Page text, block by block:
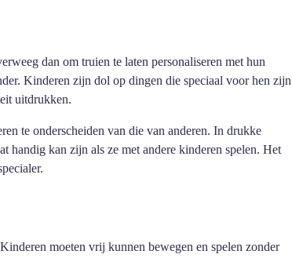
dan om truien te laten personaliseren met hun
Kinderen zijn dol op dingen die speciaal voor hen zijn
uitdrukken.
te onderscheiden van die van anderen. In drukke
handig kan zijn als ze met andere kinderen spelen. Het
moeten vrij kunnen bewegen en spelen zonder